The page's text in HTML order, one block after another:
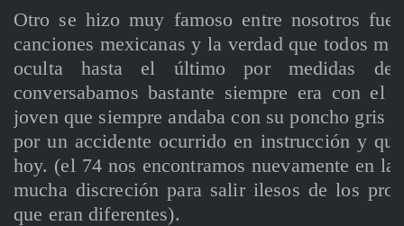
Otro se hizo muy famoso entre nosotros fue
canciones mexicanas y la verdad que todos
oculta hasta el último por medidas
conversabamos bastante siempre era con el
joven que siempre andaba con su poncho gris
por un accidente ocurrido en instrucción y
hoy. (el 74 nos encontramos nuevamente en
mucha discreción para salir ilesos de los
que eran diferentes).